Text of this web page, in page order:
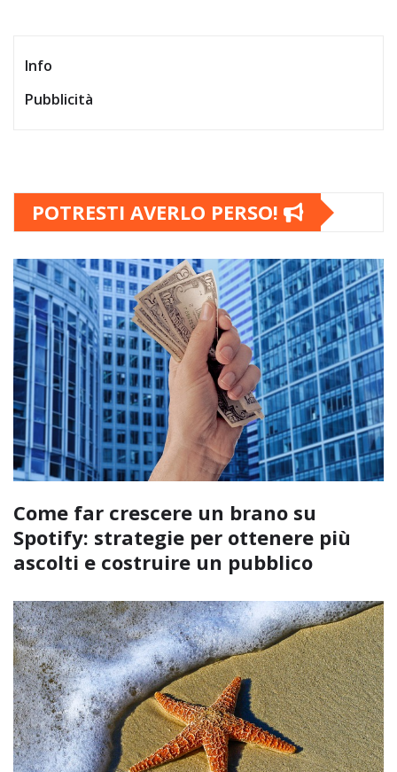
Info
Pubblicità
POTRESTI AVERLO PERSO!
Come far crescere un brano su
Spotify: strategie per ottenere più
ascolti e costruire un pubblico